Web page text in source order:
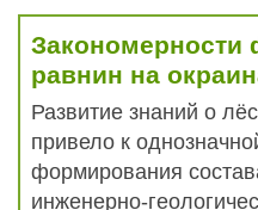
Закономерности
равнин на
Развитие знаний о
привело к
формирования
инженерно-